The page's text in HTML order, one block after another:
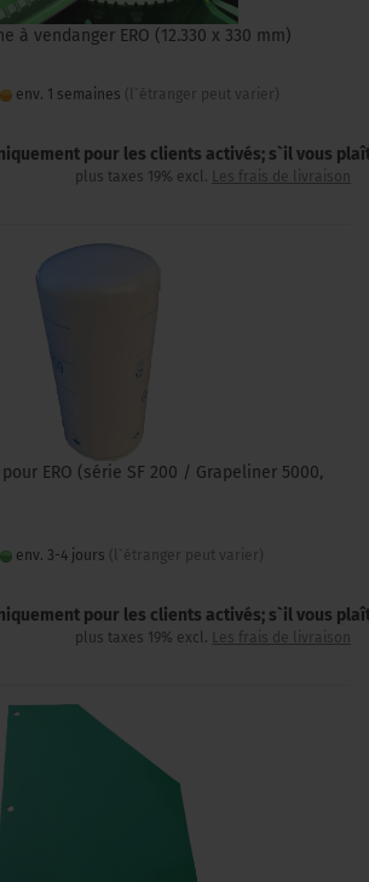
à vendanger ERO (12.330 x 330 mm)
env. 1 semaines (l`étranger peut varier)
pour les clients activés; s`il vous
plus taxes 19% excl. Les frais de livraison
ERO (série SF 200 / Grapeliner 5000,
env. 3-4 jours (l`étranger peut varier)
pour les clients activés; s`il vous
plus taxes 19% excl. Les frais de livraison